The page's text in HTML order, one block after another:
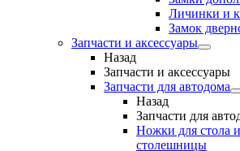
Личинки и
Замок
Запчасти и аксессуары
Назад
Запчасти и аксессуары
Запчасти для автодома
Назад
Запчасти для
Ножки для стола
столешницы